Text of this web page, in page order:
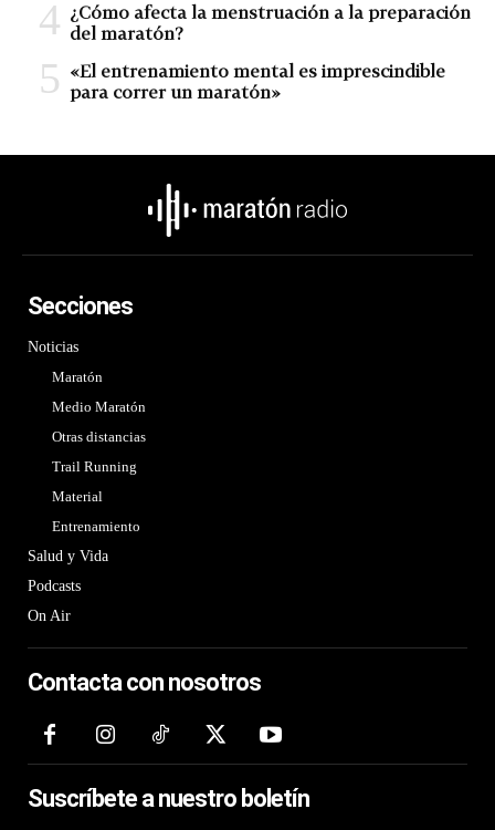
¿Cómo afecta la menstruación a la preparación
del maratón?
«El entrenamiento mental es imprescindible
para correr un maratón»
Secciones
Noticias
Maratón
Medio Maratón
Otras distancias
Trail Running
Material
Entrenamiento
Salud y Vida
Podcasts
On Air
Contacta con nosotros
Suscríbete a nuestro boletín